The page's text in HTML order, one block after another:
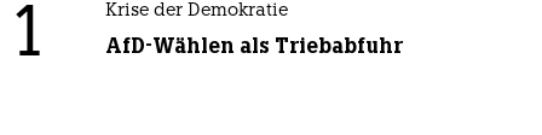
1 Krise der Demokratie
AfD-Wählen als Triebabfuhr